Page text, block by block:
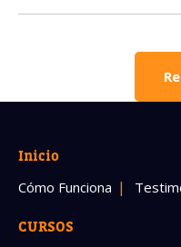
Inicio
Cómo Funciona
CURSOS